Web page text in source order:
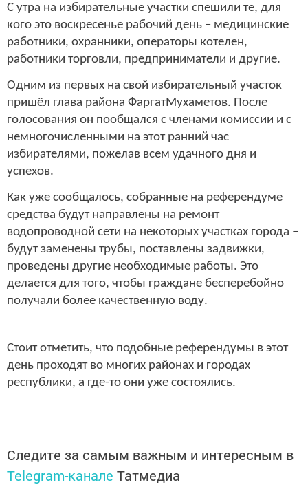
С утра на избирательные участки спешили те, для
кого это воскресенье рабочий день – медицинские
работники, охранники, операторы котелен,
работники торговли, предприниматели и другие.
Одним из первых на свой избирательный участок
пришёл глава района ФаргатМухаметов. После
голосования он пообщался с членами комиссии и с
немногочисленными на этот ранний час
избирателями, пожелав всем удачного дня и
успехов.
Как уже сообщалось, собранные на референдуме
средства будут направлены на ремонт
водопроводной сети на некоторых участках города –
будут заменены трубы, поставлены задвижки,
проведены другие необходимые работы. Это
делается для того, чтобы граждане бесперебойно
получали более качественную воду.
Стоит отметить, что подобные референдумы в этот
день проходят во многих районах и городах
республики, а где-то они уже состоялись.
Следите за самым важным и интересным в
Telegram-канале Татмедиа